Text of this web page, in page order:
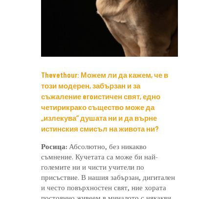
Thevethour: Можем ли да кажем, че в
този модерен, забързан и за
съжаление eгoистичен свят, едно
четирикрако същество може да
„излекува“ душата ни и да върне
истинския смисъл на живота ни?
Росица: Абсолютно, без никакво
съмнение. Кучетата са може би най-
големите ни и чисти учители по
присъствие. В нашия забързан, дигитален
и често повърхностен свят, ние хората